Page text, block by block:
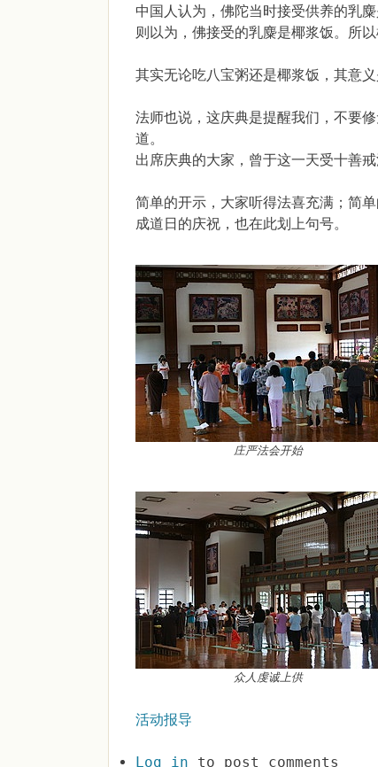
中国人认为，佛陀当时接受供养的乳
则以为，佛接受的乳麋是椰浆饭。所
其实无论吃八宝粥还是椰浆饭，其意
法师也说，这庆典是提醒我们，不要
道。
出席庆典的大家，曾于这一天受十善
简单的开示，大家听得法喜充满；简
成道日的庆祝，也在此划上句号。
庄严法会开始
众人虔诚上供
活动报导
Log in to post comments